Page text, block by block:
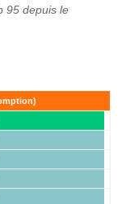
95 depuis le